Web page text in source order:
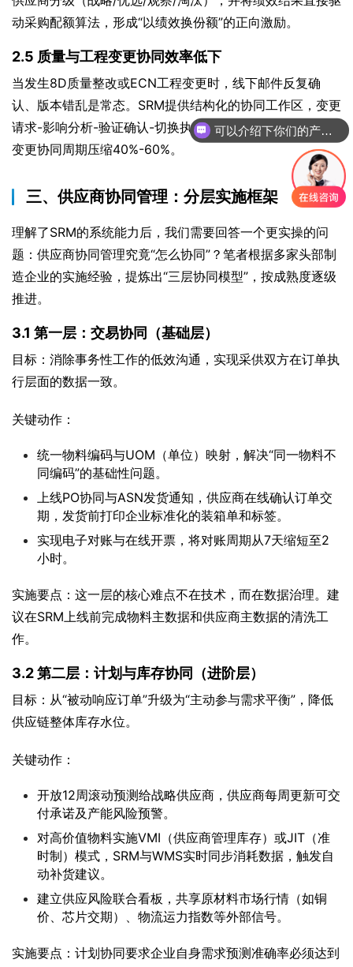
动采购配额算法，形成“以绩效换份额”的正向激励。
2.5 质量与工程变更协同效率低下
当发生8D质量整改或ECN工程变更时，线下邮件反复确
认、版本错乱是常态。SRM提供结构化的协同工作区，变更
请求-影响分析-验证确认-切换执行全流程留痕，平均可将
变更协同周期压缩40%-60%。
三、供应商协同管理：分层实施框架
理解了SRM的系统能力后，我们需要回答一个更实操的问
题：供应商协同管理究竟“怎么协同”？笔者根据多家头部制
造企业的实施经验，提炼出“三层协同模型”，按成熟度逐级
推进。
3.1 第一层：交易协同（基础层）
目标：消除事务性工作的低效沟通，实现采供双方在订单执
行层面的数据一致。
关键动作：
统一物料编码与UOM（单位）映射，解决“同一物料不
同编码”的基础性问题。
上线PO协同与ASN发货通知，供应商在线确认订单交
期，发货前打印企业标准化的装箱单和标签。
实现电子对账与在线开票，将对账周期从7天缩短至2
小时。
实施要点：这一层的核心难点不在技术，而在数据治理。建
议在SRM上线前完成物料主数据和供应商主数据的清洗工
作。
3.2 第二层：计划与库存协同（进阶层）
目标：从“被动响应订单”升级为“主动参与需求平衡”，降低
供应链整体库存水位。
关键动作：
开放12周滚动预测给战略供应商，供应商每周更新可交
付承诺及产能风险预警。
对高价值物料实施VMI（供应商管理库存）或JIT（准
时制）模式，SRM与WMS实时同步消耗数据，触发自
动补货建议。
建立供应风险联合看板，共享原材料市场行情（如铜
价、芯片交期）、物流运力指数等外部信号。
实施要点：计划协同要求企业自身需求预测准确率必须达到
可以介绍下你们的产品么
你们是怎么收费的呢